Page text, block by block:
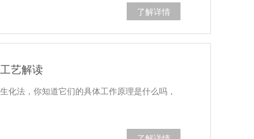
了解详情
艺解读
化法，你知道它们的具体工作原理是什么吗，